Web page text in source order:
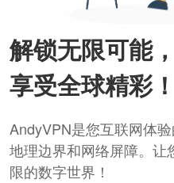
解锁无限可能，
享受全球精彩！
AndyVPN是您互联网体
地理边界和网络屏障。让
限的数字世界！